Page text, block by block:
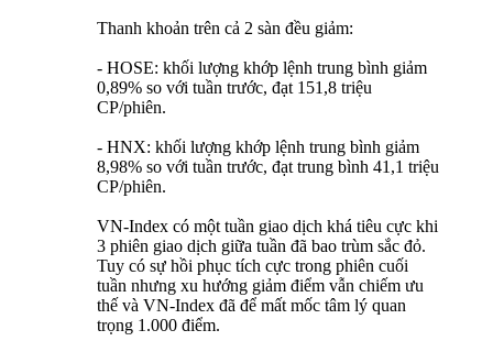
Thanh khoản trên cả 2 sàn đều giảm:
- HOSE: khối lượng khớp lệnh trung bình giảm
0,89% so với tuần trước, đạt 151,8 triệu
CP/phiên.
- HNX: khối lượng khớp lệnh trung bình giảm
8,98% so với tuần trước, đạt trung bình 41,1 triệu
CP/phiên.
VN-Index có một tuần giao dịch khá tiêu cực khi
3 phiên giao dịch giữa tuần đã bao trùm sắc đỏ.
Tuy có sự hồi phục tích cực trong phiên cuối
tuần nhưng xu hướng giảm điểm vẫn chiếm ưu
thế và VN-Index đã để mất mốc tâm lý quan
trọng 1.000 điểm.